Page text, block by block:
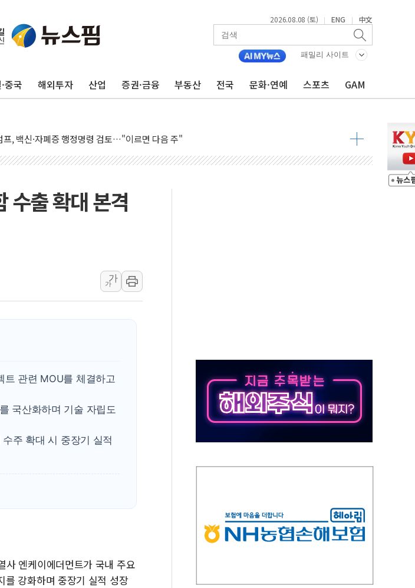
2026.08.08 (토) | ENG | 中文
패밀리 사이트
중국 해외투자 산업 증권·금융 부동산 전국 문화·연예 스포츠 GAM
준 매파 기세 꺾이나…고용 감소에 9월 동결 전망 우세
프, 백신·자폐증 행정명령 검토…"이르면 다음 주"
소법원, 백악관 무도회장 공사 중단 명령…트럼프 제동
용 쇼크에 엔화 장중 급등…시장은 "또 개입했나" 촉각
뉴스] 뉴욕 반도체주 프리뷰...美 고용 쇼크에 반도체주 '활짝'
증시 개장 전 특징주...아틀라시안·클라우드플레어·태양광주↑ VS 트레이드데스크·웬디스↓
부, 미 DPAA와 MOU… "6·25 미군 실종자 7359명 끝까지 찾겠다"
대통령, '6시간 마라톤 부동산 2차 회의' 주재… "전폭적 공급 확대·속도전 총력"
프, 中 겨냥 폴리실리콘 관세 15% 부과…美 태양광주 급등
] 빈살만과 에르도안의 만남
와이어 "이란 최고지도자 위독…곧 사망해도 놀랍지 않아"
발전, 해남군에 국내 최대 규모 400MW 태양광 착공…여의도 1.6배 규모
수출 확대 본격
가
가
트 관련 MOU를 체결하고
국산화하며 기술 자립도
주 확대 시 중장기 실적
사 엔케이에더먼트가 국내 주요
를 강화하며 중장기 실적 성장